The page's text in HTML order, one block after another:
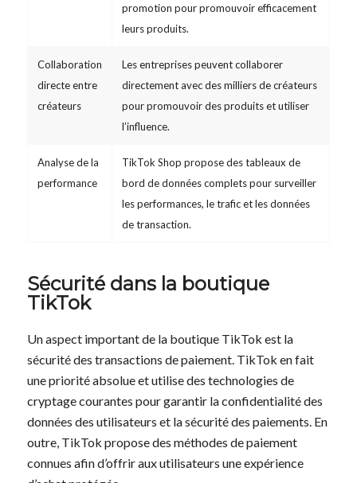
promotion pour promouvoir efficacement
leurs produits.
Collaboration
directe entre
créateurs
Les entreprises peuvent collaborer
directement avec des milliers de créateurs
pour promouvoir des produits et utiliser
l’influence.
Analyse de la
performance
TikTok Shop propose des tableaux de
bord de données complets pour surveiller
les performances, le trafic et les données
de transaction.
Sécurité dans la boutique
TikTok
Un aspect important de la boutique TikTok est la
sécurité des transactions de paiement. TikTok en fait
une priorité absolue et utilise des technologies de
cryptage courantes pour garantir la confidentialité des
données des utilisateurs et la sécurité des paiements. En
outre, TikTok propose des méthodes de paiement
connues afin d’offrir aux utilisateurs une expérience